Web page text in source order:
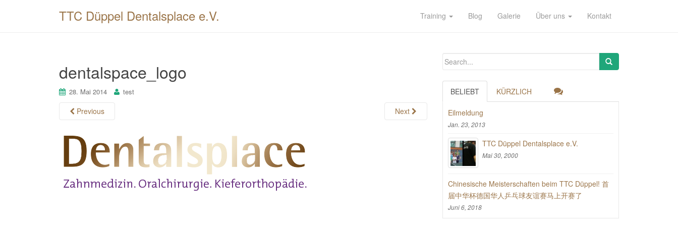
TTC Düppel Dentalsplace e.V. Training Blog Galerie Über uns Kontakt
dentalspace_logo
28. Mai 2014 test
Previous Next
BELIEBT KÜRZLICH
Eilmeldung
Jan. 23, 2013
TTC Düppel Dentalsplace e.V.
Mai 30, 2000
Chinesische Meisterschaften beim TTC Düppel! 首
届中华杯德国华人乒乓球友谊赛马上开赛了
Juni 6, 2018